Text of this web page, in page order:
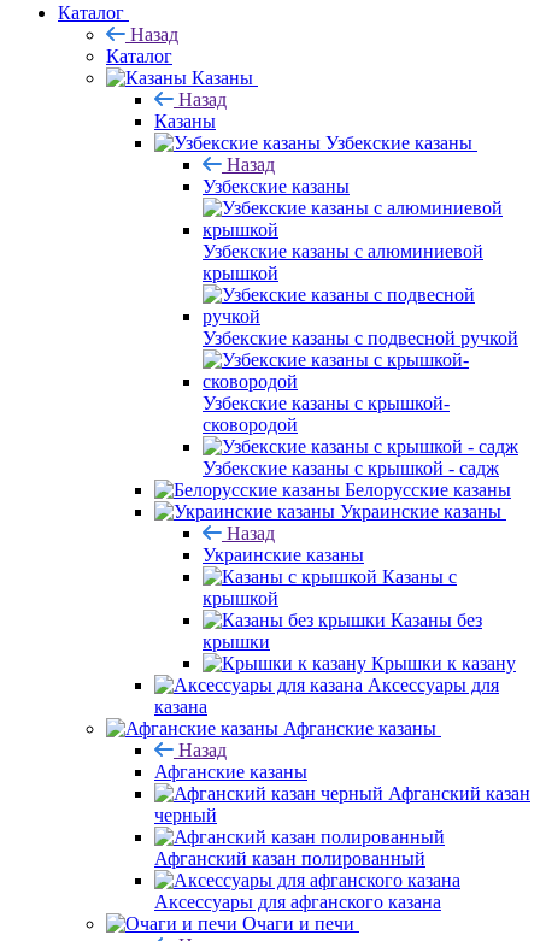
Каталог
Назад
Каталог
Казаны
Назад
Казаны
Узбекские казаны
Назад
Узбекские казаны
Узбекские казаны с алюминиевой
крышкой
Узбекские казаны с подвесной ручкой
Узбекские казаны с крышкой-
сковородой
Узбекские казаны с крышкой - садж
Белорусские казаны
Украинские казаны
Назад
Украинские казаны
Казаны с
крышкой
Казаны без
крышки
Крышки к казану
Аксессуары для
казана
Афганские казаны
Назад
Афганские казаны
Афганский казан
черный
Афганский казан полированный
Аксессуары для афганского казана
Очаги и печи